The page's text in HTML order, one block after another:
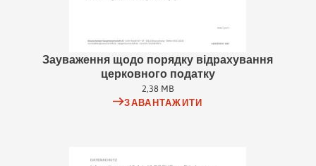
Зауваження щодо порядку відрахування
церковного податку
2,38 MB
ЗАВАНТАЖИТИ